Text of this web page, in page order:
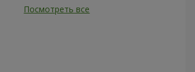
Посмотреть все